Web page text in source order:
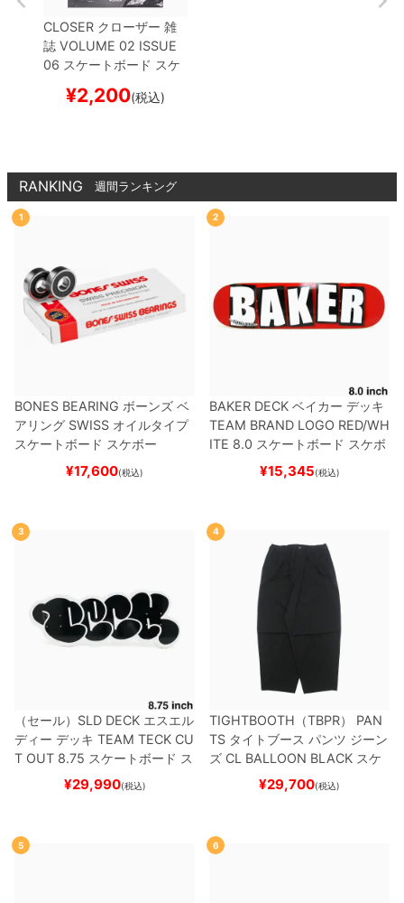
CLOSER クローザー 雑
誌 VOLUME 02 ISSUE
06 スケートボード スケ
¥2,200(税込)
RANKING 週間ランキング
1
BONES BEARING ボーンズ ベ
アリング SWISS オイルタイプ
スケートボード スケボー
¥17,600(税込)
2
BAKER DECK ベイカー デッキ
TEAM BRAND LOGO RED/WH
ITE 8.0 スケートボード スケボ
¥15,345(税込)
3
（セール） SLD DECK エスエル
ディー デッキ TEAM TECK CU
T OUT 8.75 スケートボード ス
¥29,990(税込)
4
TIGHTBOOTH（TBPR） PAN
TS タイトブース パンツ ジーン
ズ CL BALLOON BLACK スケ
ートボード スケボー
¥29,700(税込)
5 6